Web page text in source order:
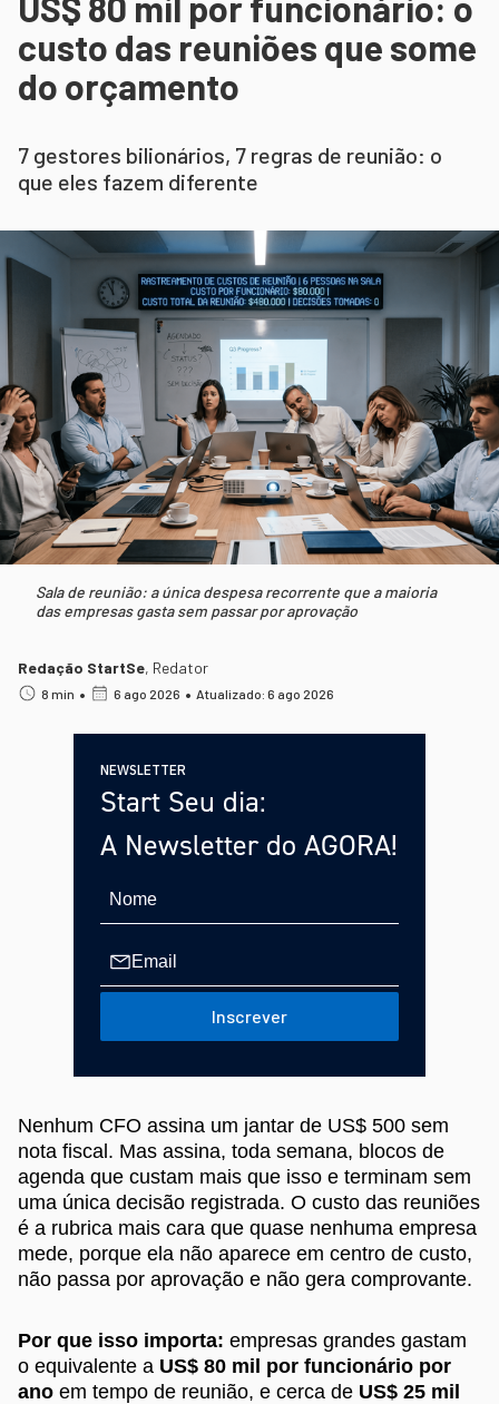
custo das reuniões que some
do orçamento
7 gestores bilionários, 7 regras de reunião: o
que eles fazem diferente
Sala de reunião: a única despesa recorrente que a maioria
das empresas gasta sem passar por aprovação
Redação StartSe, Redator
8 min • 6 ago 2026 • Atualizado: 6 ago 2026
NEWSLETTER
Start Seu dia:
A Newsletter do AGORA!
Inscrever
Nenhum CFO assina um jantar de US$ 500 sem
nota fiscal. Mas assina, toda semana, blocos de
agenda que custam mais que isso e terminam sem
uma única decisão registrada. O custo das reuniões
é a rubrica mais cara que quase nenhuma empresa
mede, porque ela não aparece em centro de custo,
não passa por aprovação e não gera comprovante.
Por que isso importa: empresas grandes gastam
o equivalente a US$ 80 mil por funcionário por
ano em tempo de reunião, e cerca de US$ 25 mil